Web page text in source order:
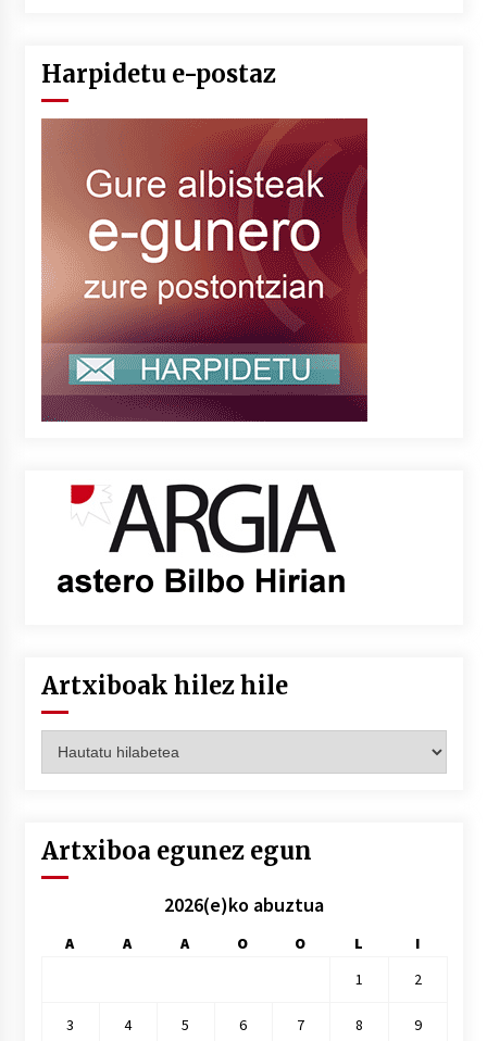
Harpidetu e-postaz
Artxiboak hilez hile
hilez
Artxiboa egunez egun
2026(e)ko abuztua
A A A O O L
I
1
2
3 4 5 6 7 8 9